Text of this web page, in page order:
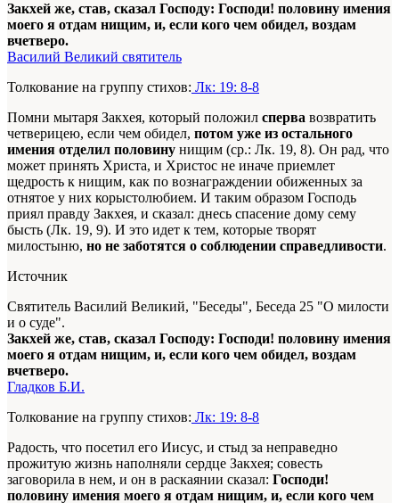
Закхей же, став, сказал Господу: Господи! половину имения
моего я отдам нищим, и, если кого чем обидел, воздам
вчетверо.
Василий Великий святитель
Толкование на группу стихов: Лк: 19: 8-8
Помни мытаря Закхея, который положил сперва возвратить
четверицею, если чем обидел, потом уже из остального
имения отделил половину нищим (ср.: Лк. 19, 8). Он рад, что
может принять Христа, и Христос не иначе приемлет
щедрость к нищим, как по вознаграждении обиженных за
отнятое у них корыстолюбием. И таким образом Господь
приял правду Закхея, и сказал: днесь спасение дому сему
бысть (Лк. 19, 9). И это идет к тем, которые творят
милостыню, но не заботятся о соблюдении справедливости.
Источник
Святитель Василий Великий, "Беседы", Беседа 25 "О милости
и о суде".
Закхей же, став, сказал Господу: Господи! половину имения
моего я отдам нищим, и, если кого чем обидел, воздам
вчетверо.
Гладков Б.И.
Толкование на группу стихов: Лк: 19: 8-8
Радость, что посетил его Иисус, и стыд за неправедно
прожитую жизнь наполняли сердце Закхея; совесть
заговорила в нем, и он в раскаянии сказал: Господи!
половину имения моего я отдам нищим, и, если кого чем